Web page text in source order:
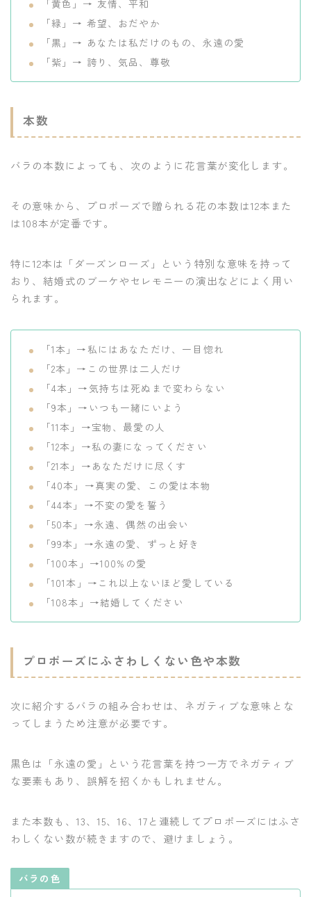
「黄色」→ 友情、平和
「緑」→ 希望、おだやか
「黒」→ あなたは私だけのもの、永遠の愛
「紫」→ 誇り、気品、尊敬
本数
バラの本数によっても、次のように花言葉が変化します。
その意味から、プロポーズで贈られる花の本数は12本また
は108本が定番です。
特に12本は「ダーズンローズ」という特別な意味を持って
おり、結婚式のブーケやセレモニーの演出などによく用い
られます。
「1本」→私にはあなただけ、一目惚れ
「2本」→この世界は二人だけ
「4本」→気持ちは死ぬまで変わらない
「9本」→いつも一緒にいよう
「11本」→宝物、最愛の人
「12本」→私の妻になってください
「21本」→あなただけに尽くす
「40本」→真実の愛、この愛は本物
「44本」→不変の愛を誓う
「50本」→永遠、偶然の出会い
「99本」→永遠の愛、ずっと好き
「100本」→100%の愛
「101本」→これ以上ないほど愛している
「108本」→結婚してください
プロポーズにふさわしくない色や本数
次に紹介するバラの組み合わせは、ネガティブな意味とな
ってしまうため注意が必要です。
黒色は「永遠の愛」という花言葉を持つ一方でネガティブ
な要素もあり、誤解を招くかもしれません。
また本数も、13、15、16、17と連続してプロポーズにはふさ
わしくない数が続きますので、避けましょう。
バラの色